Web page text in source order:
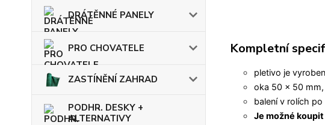
DRÁTĚNNÉ PANELY
PRO CHOVATELE
ZASTÍNĚNÍ ZAHRAD
PODHR. DESKY +
ALTERNATIVY
Kompletní
pletivo je
oka 50 x 50 mm,
balení v rolích po
Je možné